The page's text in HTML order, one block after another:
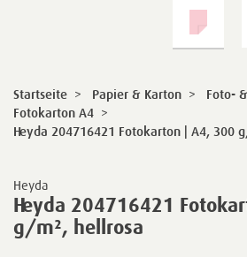
Heyda
Heyda 204716421
g/m², hellrosa
Startseite > Papier & Karton > Foto-
Fotokarton A4 >
Heyda 204716421 Fotokarton | A4, 300